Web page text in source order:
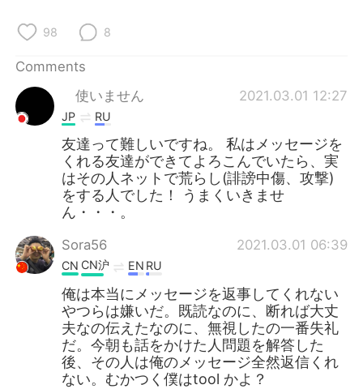
98 8
Comments
使いません
2021.03.01 12:27
JP RU
友達って難しいですね。 私はメッセージを
くれる友達ができてよろこんでいたら、実
はその人ネットで荒らし(誹謗中傷、攻撃)
をする人でした！ うまくいきませ
ん・・・。
Sora56 2021.03.01 06:39
CN CN沪 EN RU
俺は本当にメッセージを返事してくれない
やつらは嫌いだ。既読なのに、断れば大丈
夫なの伝えたなのに、無視したの一番失礼
だ。今朝も話をかけた人問題を解答した
後、その人は俺のメッセージ全然返信くれ
ない。むかつく僕はtool かよ？